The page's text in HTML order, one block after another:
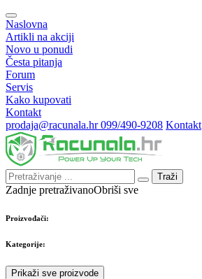
Naslovna
Artikli na akciji
Novo u ponudi
Česta pitanja
Forum
Servis
Kako kupovati
Kontakt
prodaja@racunala.hr099/490-9208 Kontakt
Traži
Zadnje pretraživanoObriši sve
Proizvođači:
Kategorije:
Prikaži sve proizvode